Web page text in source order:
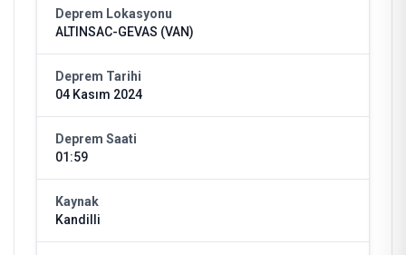
Deprem Lokasyonu
ALTINSAC-GEVAS (VAN)
Deprem Tarihi
04 Kasım 2024
Deprem Saati
01:59
Kaynak
Kandilli